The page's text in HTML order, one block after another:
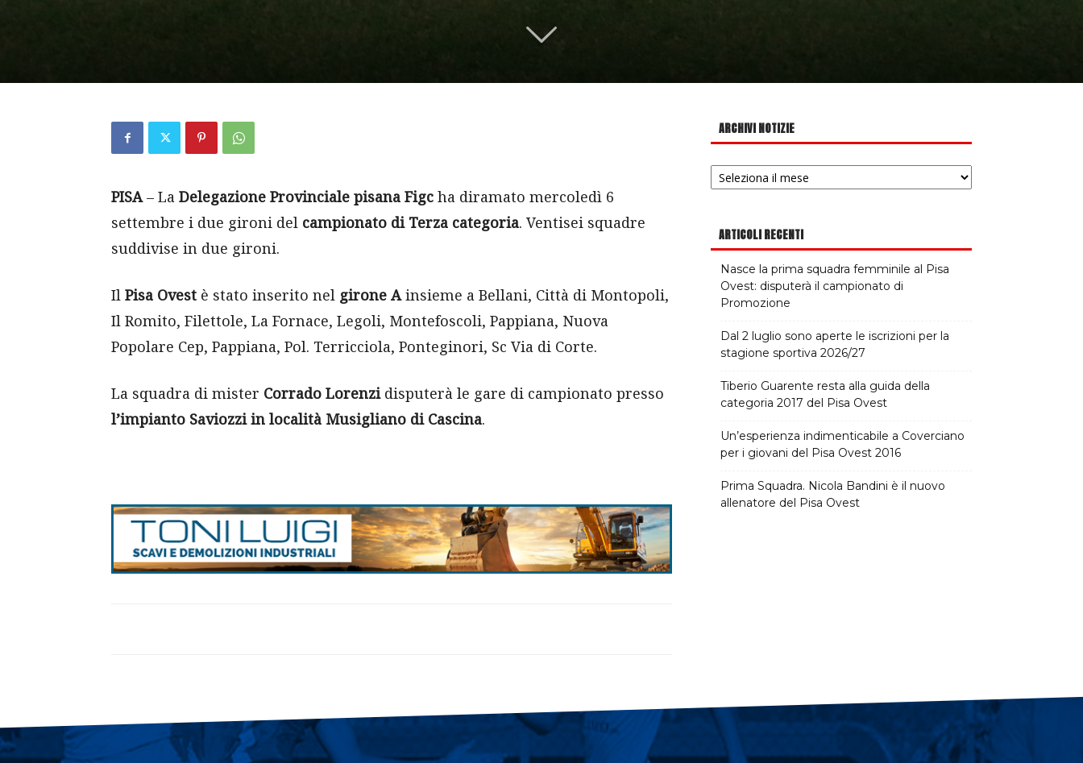
PISA– La Delegazione Provinciale pisana Figc ha diramato mercoledì 6
settembre i due gironi del campionato di Terza categoria. Ventisei squadre
suddivise in due gironi.
Il Pisa Ovest è stato inserito nel girone Ainsieme a Bellani, Città di Montopoli,
Il Romito, Filettole, La Fornace, Legoli, Montefoscoli, Pappiana, Nuova
Popolare Cep, Pappiana, Pol. Terricciola, Ponteginori, Sc Via di Corte.
La squadra di mister Corrado Lorenzidisputerà le gare di campionato presso
l’impianto Saviozzi in località Musigliano di Cascina.
ARCHIVI NOTIZIE
Archivi
notizie
ARTICOLI RECENTI
Nasce la prima squadra femminile al Pisa
Ovest: disputerà il campionato di
Promozione
Dal 2 luglio sono aperte le iscrizioni per la
stagione sportiva 2026/27
Tiberio Guarente resta alla guida della
categoria 2017 del Pisa Ovest
Un’esperienza indimenticabile a Coverciano
per i giovani del Pisa Ovest 2016
Prima Squadra. Nicola Bandini è il nuovo
allenatore del Pisa Ovest